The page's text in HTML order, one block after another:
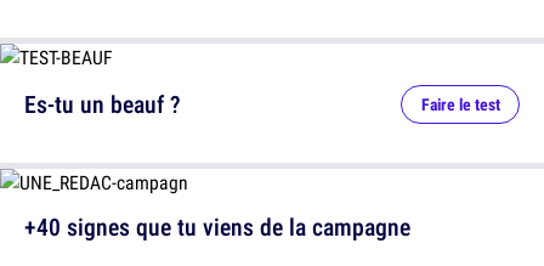
Es-tu un beauf ? Faire le test
+40 signes que tu viens de la campagne